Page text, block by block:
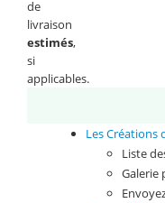
de
livraison
estimés,
si
applicables.
Les Créations
Liste
Galerie